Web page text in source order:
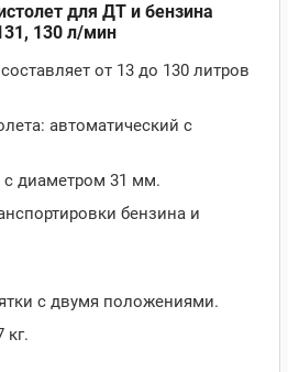
для ДТ и бензина
130 л/мин
от 13 до 130 литров
автоматический с
с диаметром 31 мм.
бензина и
с двумя положениями.
кг.